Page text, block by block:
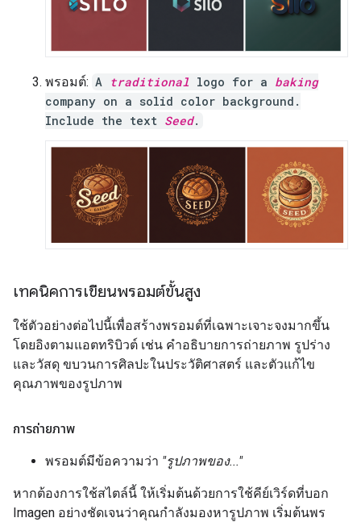
พรอมต์: A traditional logo for a baking
company on a solid color background.
Include the text Seed.
เทคนิคการเขียนพรอมต์ขั้นสูง
ใช้ตัวอย่างต่อไปนี้เพื่อสร้างพรอมต์ที่เฉพาะเจาะจงมากขึ้น
โดยอิงตามแอตทริบิวต์ เช่น คำอธิบายการถ่ายภาพ รูปร่าง
และวัสดุ ขบวนการศิลปะในประวัติศาสตร์ และตัวแก้ไข
คุณภาพของรูปภาพ
การถ่ายภาพ
พรอมต์มีข้อความว่า "รูปภาพของ..."
หากต้องการใช้สไตล์นี้ ให้เริ่มต้นด้วยการใช้คีย์เวิร์ดที่บอก
Imagen อย่างชัดเจนว่าคุณกำลังมองหารูปภาพ เริ่มต้นพร